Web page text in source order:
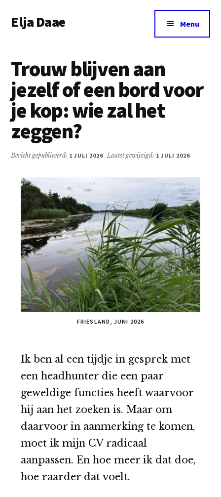
naar
naar
menu
Elja Daae
&
meer
Menu
Trouw blijven aan
jezelf of een bord voor
je kop: wie zal het
zeggen?
Bericht gepubliceerd: 1 JULI 2026 Laatst gewijzigd: 1 JULI 2026
FRIESLAND, JUNI 2026
Ik ben al een tijdje in gesprek met
een headhunter die een paar
geweldige functies heeft waarvoor
hij aan het zoeken is. Maar om
daarvoor in aanmerking te komen,
moet ik mijn CV radicaal
aanpassen. En hoe meer ik dat doe,
hoe raarder dat voelt.